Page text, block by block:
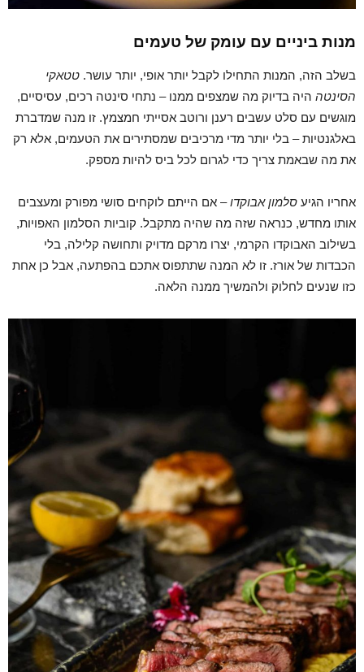
מנות ביניים עם עומק של טעמים
בשלב הזה, המנות התחילו לקבל יותר אופי, יותר עושר. טטאקי
הסינטה היה בדיוק מה שמצפים ממנו – נתחי סינטה רכים, עסיסיים,
מוגשים עם סלט עשבים רענן ורוטב אסייתי חמצמץ. זו מנה שמדברת
באלגנטיות – בלי יותר מדי מרכיבים שמסתירים את הטעמים, אלא רק
את מה שבאמת צריך כדי לגרום לכל ביס להיות מספק.
אחריו הגיע סלמון אבוקדו– אם הייתם לוקחים סושי מפורק ומעצבים
אותו מחדש, כנראה שזה מה שהיה מתקבל. קוביות הסלמון האפויות,
בשילוב האבוקדו הקרמי, יצרו מרקם מדויק ותחושה קלילה, בלי
הכבדות של אורז. זו לא המנה שתתפוס אתכם בהפתעה, אבל כן אחת
כזו שנעים לחלוק ולהמשיך ממנה הלאה.